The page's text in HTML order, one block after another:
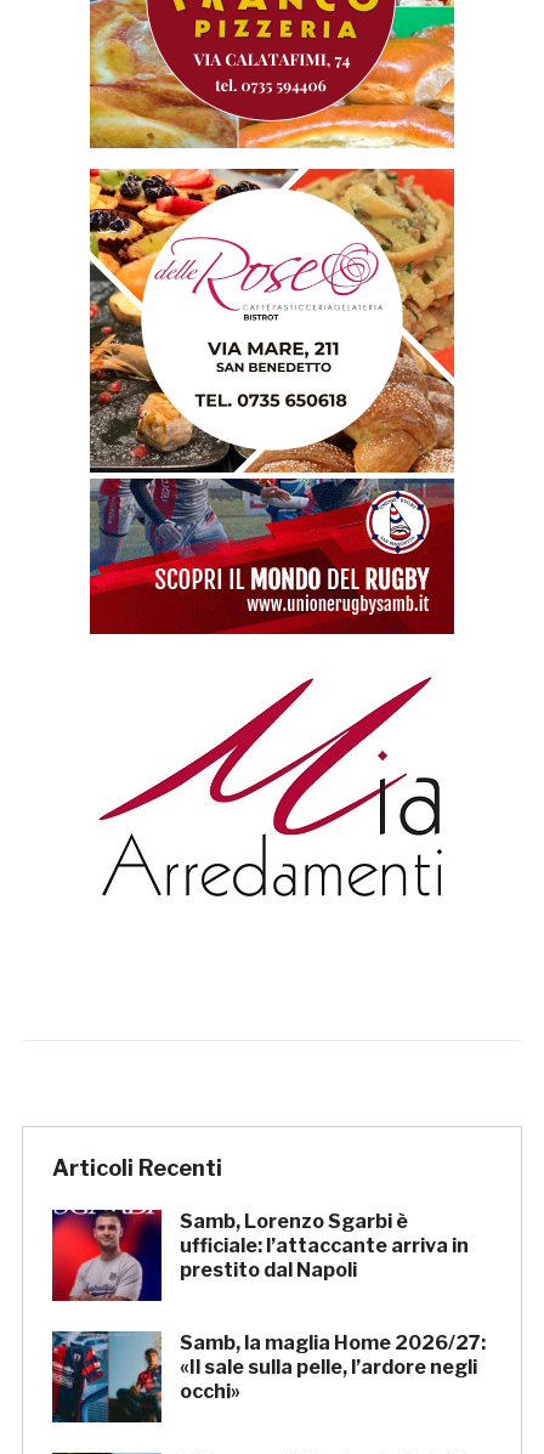
Articoli Recenti
Samb, Lorenzo Sgarbi è
ufficiale: l’attaccante arriva in
prestito dal Napoli
Samb, la maglia Home 2026/27:
«Il sale sulla pelle, l’ardore negli
occhi»